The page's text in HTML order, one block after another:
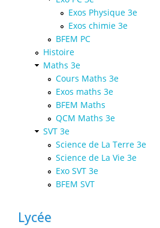
Exos Physique 3e
Exos chimie 3e
BFEM PC
Histoire
Maths 3e
Cours Maths 3e
Exos maths 3e
BFEM Maths
QCM Maths 3e
SVT 3e
Science de La Terre 3e
Science de La Vie 3e
Exo SVT 3e
BFEM SVT
Lycée